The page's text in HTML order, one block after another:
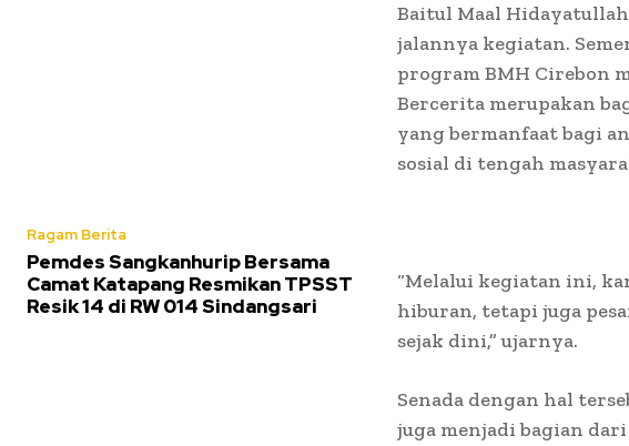
Ragam Berita
Pemdes Sangkanhurip Bersama
Camat Katapang Resmikan TPSST
Resik 14 di RW 014 Sindangsari
Baitul Maal
jalannya kegiatan.
program BMH Cirebon
Bercerita merupakan
yang bermanfaat bagi
sosial di tengah
“Melalui kegiatan ini,
hiburan, tetapi juga
sejak dini,” ujarnya.
Senada dengan hal
juga menjadi bagian